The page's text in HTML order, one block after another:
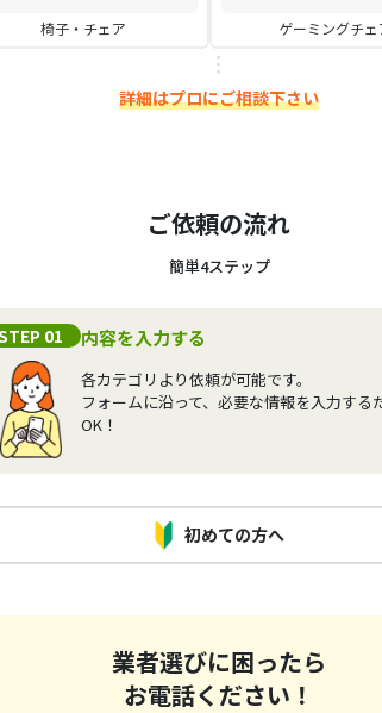
椅子・チェア ゲーミングチェ
詳細はプロにご相談下さい
ご依頼の流れ
簡単4ステップ
01 内容を入力する
各カテゴリより依頼が可能です。
フォームに沿って、必要な情報を入力する
OK！
初めての方へ
業者選びに困ったら
お電話ください！